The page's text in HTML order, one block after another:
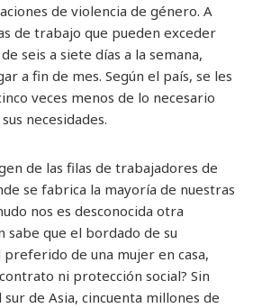
de violencia de género. A
de trabajo que pueden exceder
seis a siete días a la semana,
a fin de mes. Según el país, se les
veces menos de lo necesario
necesidades.
de las filas de trabajadores de
se fabrica la mayoría de nuestras
nos es desconocida otra
sabe que el bordado de su
de una mujer en casa,
ni protección social? Sin
de Asia, cincuenta millones de